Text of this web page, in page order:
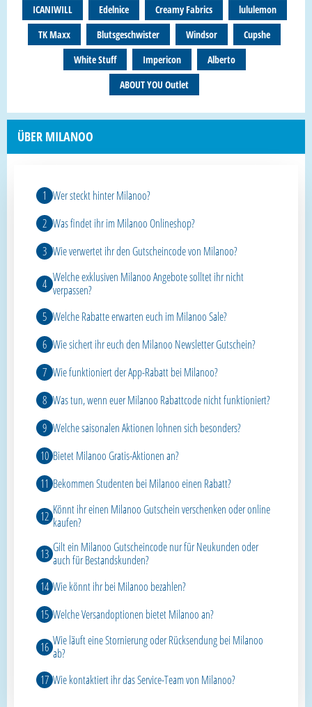
ICANIWILL
Edelnice Creamy Fabrics
lululemon
TK Maxx
Blutsgeschwister Windsor
Cupshe
White Stuff
Impericon
Alberto
ABOUT YOU Outlet
ÜBER MILANOO
Wer steckt hinter Milanoo?
Was findet ihr im Milanoo Onlineshop?
Wie verwertet ihr den Gutscheincode von Milanoo?
Welche exklusiven Milanoo Angebote solltet ihr nicht
verpassen?
Welche Rabatte erwarten euch im Milanoo Sale?
Wie sichert ihr euch den Milanoo Newsletter Gutschein?
Wie funktioniert der App-Rabatt bei Milanoo?
Was tun, wenn euer Milanoo Rabattcode nicht funktioniert?
Welche saisonalen Aktionen lohnen sich besonders?
Bietet Milanoo Gratis-Aktionen an?
Bekommen Studenten bei Milanoo einen Rabatt?
Könnt ihr einen Milanoo Gutschein verschenken oder online
kaufen?
Gilt ein Milanoo Gutscheincode nur für Neukunden oder
auch für Bestandskunden?
Wie könnt ihr bei Milanoo bezahlen?
Welche Versandoptionen bietet Milanoo an?
Wie läuft eine Stornierung oder Rücksendung bei Milanoo
ab?
Wie kontaktiert ihr das Service-Team von Milanoo?